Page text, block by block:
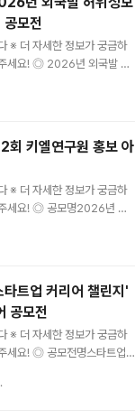
만원 / 공군참모총장상, 서
원 / 공동주관기관장상우수
주전투발전단장상장려상(3)
발전단장상 ◎ 접수방법온
들의 관심과 참여..
모전
※ 더 자세한 정보가 궁금하
세요! ◎ 2026년 외국발 허
시켜 우리나라 안보와 국익
검증 체계 구축을 위한 대학
◎ 참가자격국내 대학교 및
개인 또는 팀 : 3명 이내) ◎
(수) ～ 2026년 4월 15일
보 팩트 체크 + 홍보물(카
손할 우려가 있는 외국발 허
회 키엘연구원 홍보 아
※ 더 자세한 정보가 궁금하
세요! ◎ 공모명2026년 제2
누구나※ 1인이 복수 응모는
기존 홍보 활용 방안 및 아
용”한 홍보 방식 및 내용, 콘
오톡 소식(https://pf.kakao.
램(https://www.instagra
로그(https://blog.nave
트업 커리어 챌린지'
공모전
※ 더 자세한 정보가 궁금하
세요! ◎ 공모전명스타트업
정의하고 해결해보고 싶은 분